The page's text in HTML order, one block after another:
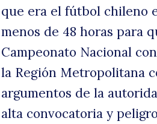
que era el fútbol chileno
menos de 48 horas para
Campeonato Nacional
la Región Metropolitana
argumentos de la
alta convocatoria y